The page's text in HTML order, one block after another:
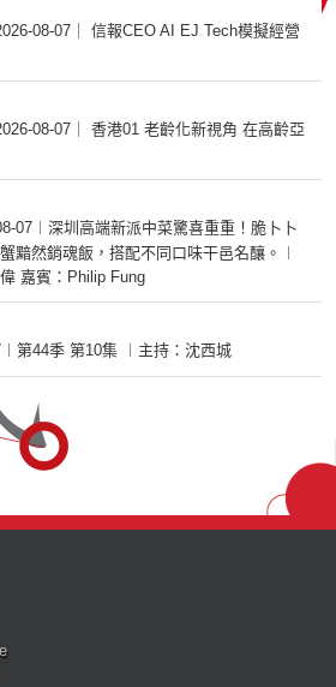
08-07｜ 信報CEO AI EJ Tech模擬經營
08-07｜ 香港01 老齡化新視角 在高齡亞
07︱深圳高端新派中菜驚喜重重！脆卜卜
黯然銷魂飯，搭配不同口味干邑名釀。︱
嘉賓：Philip Fung
第44季 第10集 ︱主持：沈西城